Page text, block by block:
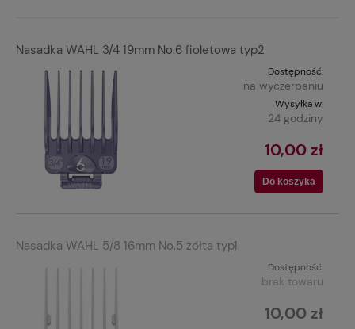
Nasadka WAHL 3/4 19mm No.6 fioletowa typ2
Dostępność:
na wyczerpaniu
Wysyłka w:
24 godziny
10,00 zł
Do koszyka
Nasadka WAHL 5/8 16mm No.5 żółta typ1
Dostępność:
brak towaru
10,00 zł